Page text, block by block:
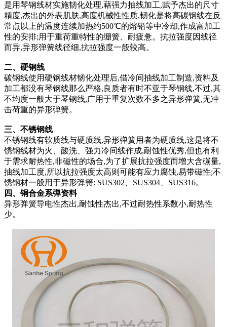
是用琴钢线材实施韧化处理,藉强力抽线加工,赋予杰出的尺寸
精度,杰出的外表肌肤,高度机械性性质,韧化是将高碳钢线在反
常点以上的温度连续加热约500℃的熔铅等中冷却,作成富加工
性的安排;用于重荷重特性的绷簧、耐疲惫。抗拉强度因线径
而异,异形弹簧线径细,抗拉强度一般较高。
二、硬钢线
碳钢线使用硬钢线材韧化处理后,借冷间抽线加工制造,资料及
加工都没有琴钢线那么严格,良质者有时不亚于琴钢线,不过,其
不均度一般大于琴钢线,广用于重复次数不多之异形弹簧,无冲
击荷重的异形弹簧。
三、不锈钢线
不锈钢线有软质线与硬质线,异形弹簧用者为硬质线,这是将不
锈钢线材为火、酸洗、强力冷间线作成,耐蚀性优秀,但也有利
于需求耐热性,非磁性的场合,为了扩展抗拉强度而增大含碳量,
抽线加工度,所以抗拉强度太高则可能有应力腐蚀,易带磁性;不
锈钢材一般用于异形弹簧: SUS302、SUS304、SUS316。
四、铜合金系弹资料
异形弹簧导电性杰出,耐蚀性杰出,不过耐热性系数小,耐热性
少。